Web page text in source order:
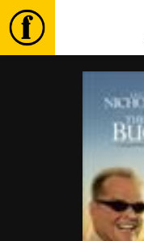
Kultūra